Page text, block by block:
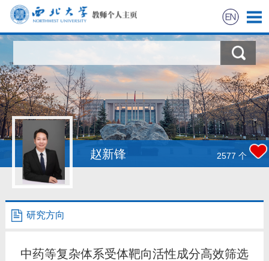
科学研究
教学研究
获奖信息
招生信息
学生信息
赵新锋 2577 个
研究方向
中药等复杂体系受体靶向活性成分高效筛选